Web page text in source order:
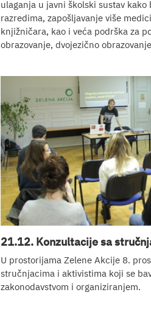
ulaganja u javni školski sustav
razredima, zapošljavanje više
knjižničara, kao i veća podrška za
obrazovanje, dvojezično
21.12. Konzultacije sa
U prostorijama Zelene Akcije 8.
stručnjacima i aktivistima koji se
zakonodavstvom i organiziranjem.